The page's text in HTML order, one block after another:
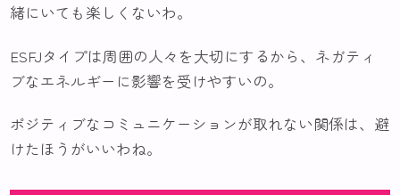
緒にいても楽しくないわ。
ESFJタイプは周囲の人々を大切にするから、ネガティ
ブなエネルギーに影響を受けやすいの。
ポジティブなコミュニケーションが取れない関係は、避
けたほうがいいわね。